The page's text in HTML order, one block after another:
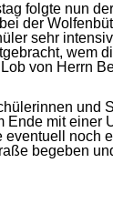
folgte nun
der
sehr
wem
von Herrn
und
Ende mit einer
eventuell noch
begeben